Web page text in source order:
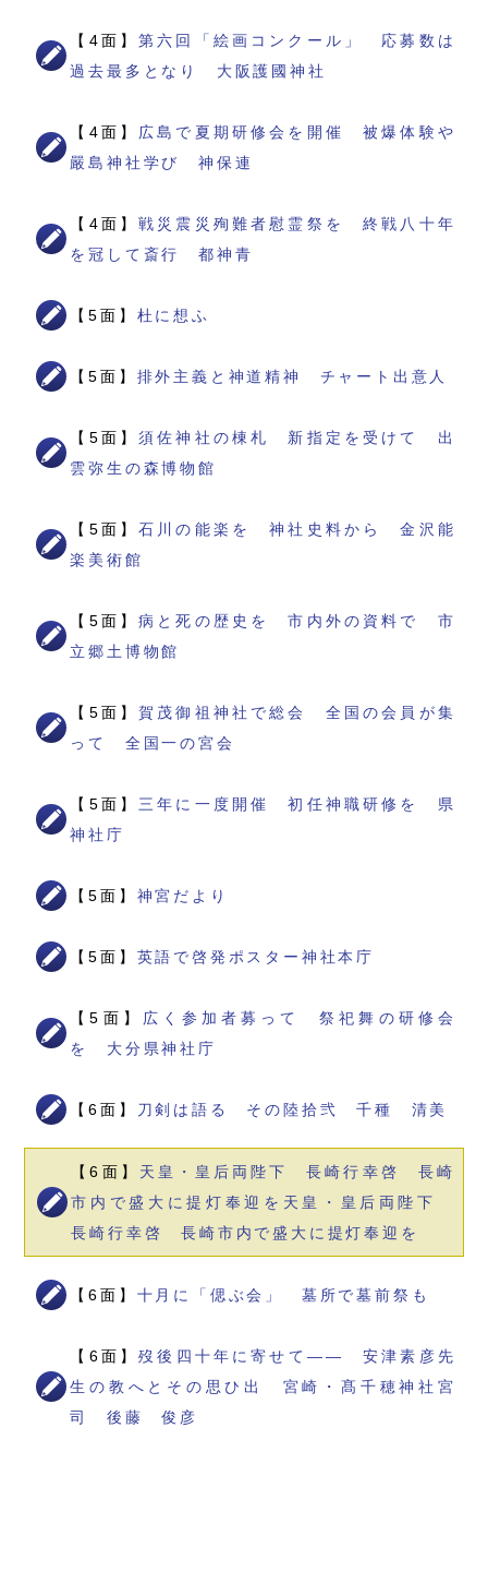
【4面】第六回「絵画コンクール」 応募数は
過去最多となり 大阪護國神社
【4面】 広島で夏期研修会を開催 被爆体験や
嚴島神社学び 神保連
【4面】戦災震災殉難者慰霊祭を 終戦八十年
を冠して斎行 都神青
【5面】 杜に想ふ
【5面】 排外主義と神道精神 チャート出意人
【5面】須佐神社の棟札 新指定を受けて 出
雲弥生の森博物館
【5面】石川の能楽を 神社史料から 金沢能
楽美術館
【5面】病と死の歴史を 市内外の資料で 市
立郷土博物館
【5面】賀茂御祖神社で総会 全国の会員が集
って 全国一の宮会
【5面】 三年に一度開催 初任神職研修を 県
神社庁
【5面】 神宮だより
【5面】 英語で啓発ポスター神社本庁
【5面】 広く参加者募って 祭祀舞の研修会
を 大分県神社庁
【6面】 刀剣は語る その陸拾弐 千種 清美
【6面】 天皇・皇后両陛下 長崎行幸啓 長崎
市内で盛大に提灯奉迎を天皇・皇后両陛下
長崎行幸啓 長崎市内で盛大に提灯奉迎を
【6面】 十月に「偲ぶ会」 墓所で墓前祭も
【6面】歿後四十年に寄せて―― 安津素彦先
生の教へとその思ひ出 宮崎・髙千穂神社宮
司 後藤 俊彦